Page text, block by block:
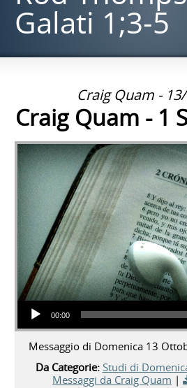
Galati 1;3-5
Craig Quam -
Craig Quam - 1
Audio Player
00:00
Messaggio di Domenica 13
Da Categorie: Studi di
Messaggi da Craig Quam |